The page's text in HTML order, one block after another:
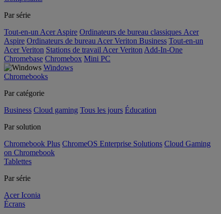
Par série
Tout-en-un Acer Aspire Ordinateurs de bureau classiques Acer
Aspire Ordinateurs de bureau Acer Veriton Business Tout-en-un
Acer Veriton Stations de travail Acer Veriton Add-In-One
Chromebase Chromebox Mini PC
Windows
Chromebooks
Par catégorie
Business Cloud gaming Tous les jours Éducation
Par solution
Chromebook Plus ChromeOS Enterprise Solutions Cloud Gaming
on Chromebook
Tablettes
Par série
Acer Iconia
Écrans